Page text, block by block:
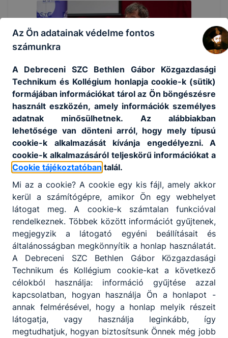
Az Ön adatainak védelme fontos
számunkra
A Debreceni SZC Bethlen Gábor Közgazdasági
Technikum és Kollégium honlapja cookie-k (sütik)
formájában információkat tárol az Ön böngészésre
használt eszközén, amely információk személyes
adatnak minősülhetnek. Az alábbiakban
lehetősége van dönteni arról, hogy mely típusú
cookie-k alkalmazását kívánja engedélyezni. A
cookie-k alkalmazásáról teljeskörű információkat a
Cookie tájékoztatóban talál.
Mi az a cookie? A cookie egy kis fájl, amely akkor
kerül a számítógépre, amikor Ön egy webhelyet
látogat meg. A cookie-k számtalan funkcióval
rendelkeznek. Többek között információt gyűjtenek,
megjegyzik a látogató egyéni beállításait és
általánosságban megkönnyítik a honlap használatát.
A Debreceni SZC Bethlen Gábor Közgazdasági
Technikum és Kollégium cookie-kat a következő
célokból használja: információ gyűjtése azzal
kapcsolatban, hogyan használja Ön a honlapot -
annak felmérésével, hogy a honlap melyik részeit
látogatja, vagy használja leginkább, így
megtudhatjuk, hogyan biztosítsunk Önnek még jobb